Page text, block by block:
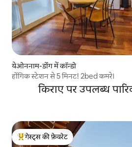
येओननाम-डोंग में कॉन्डो
होंगिक स्टेशन से 5 मिनट! 2bed कमरे।
किराए पर उपलब्ध
गेस्ट्स का टॉप फ़ेवरेट
गेस्ट्स की फ़ेवरेट